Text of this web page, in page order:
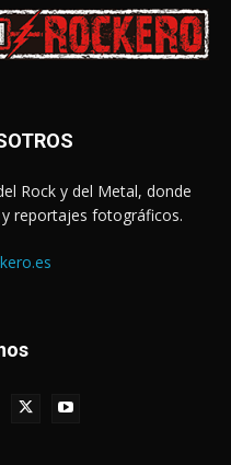
Rock y del Metal, donde
reportajes fotográficos.